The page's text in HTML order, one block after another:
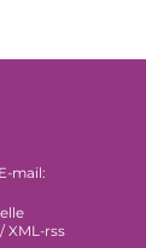
mail:
/XML-rss